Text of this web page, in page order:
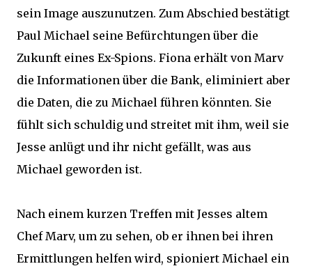
sein Image auszunutzen. Zum Abschied bestätigt
Paul Michael seine Befürchtungen über die
Zukunft eines Ex-Spions. Fiona erhält von Marv
die Informationen über die Bank, eliminiert aber
die Daten, die zu Michael führen könnten. Sie
fühlt sich schuldig und streitet mit ihm, weil sie
Jesse anlügt und ihr nicht gefällt, was aus
Michael geworden ist.
Nach einem kurzen Treffen mit Jesses altem
Chef Marv, um zu sehen, ob er ihnen bei ihren
Ermittlungen helfen wird, spioniert Michael ein